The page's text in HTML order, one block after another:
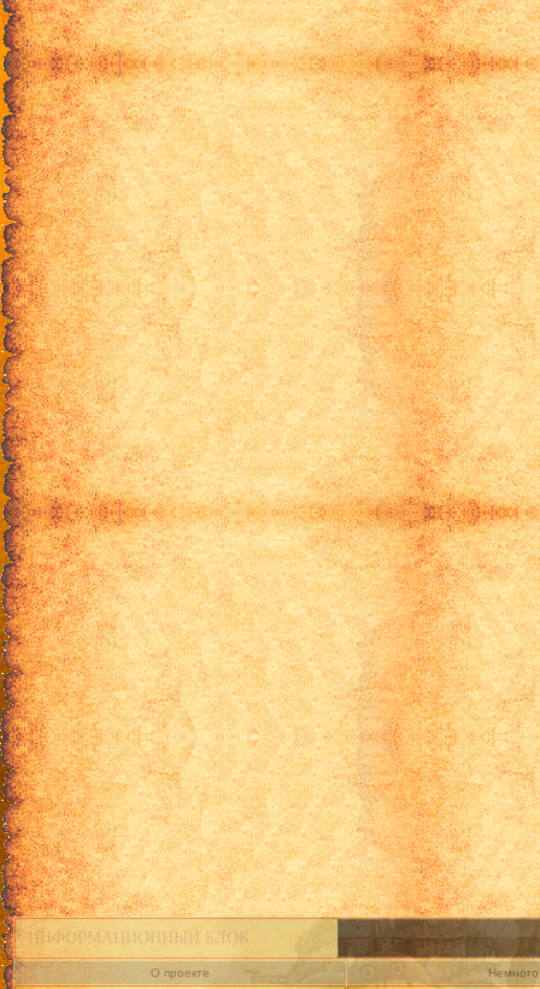
ИНФОРМАЦИОННЫЙ БЛОК
О проекте